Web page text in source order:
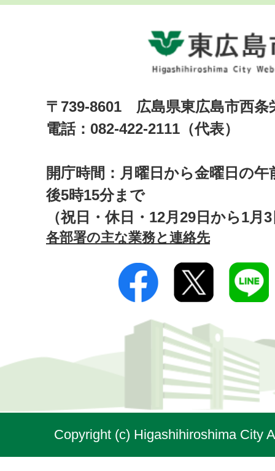
〒739-8601 広島県東広島市西
電話：082-422-2111（代表）
開庁時間：月曜日から金曜日の午
後5時15分まで
（祝日・休日・12月29日から1月
各部署の主な業務と連絡先
Copyright (c) Higashihiroshima City